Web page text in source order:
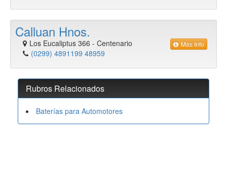
Calluan Hnos.
Los Eucaliptus 366 - Centenario
(0299) 4891199 48959
Más Info
Rubros Relacionados
Baterías para Automotores